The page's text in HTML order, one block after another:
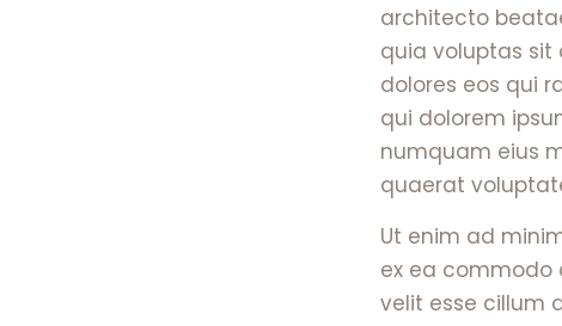
architecto
quia voluptas
dolores eos qui
qui dolorem
numquam eius
quaerat
Ut enim ad
ex ea commodo
velit esse cillum